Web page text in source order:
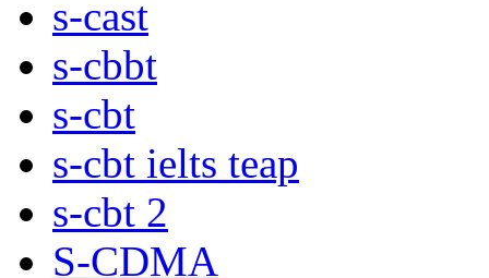
s-cast
s-cbbt
s-cbt
s-cbt ielts teap
s-cbt 2
S-CDMA